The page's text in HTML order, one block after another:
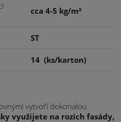
cca 4-5 kg/m²
ST
14 (ks/karton)
vytvoří dokonalou
využijete na rozích fasády,